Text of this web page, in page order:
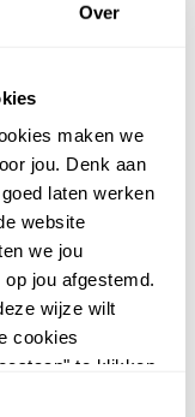
Over
maken we
jou. Denk aan
laten werken
website
we jou
jou afgestemd.
wijze wilt
cookies
te klikken.